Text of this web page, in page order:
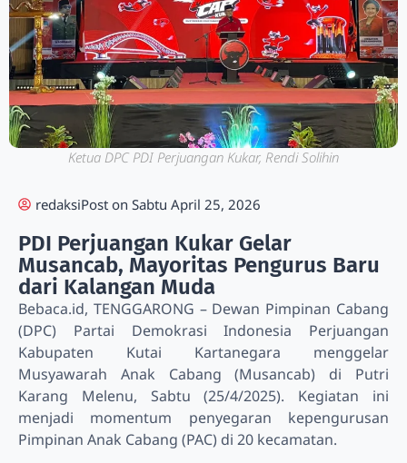
Ketua DPC PDI Perjuangan Kukar, Rendi Solihin
redaksiPost on Sabtu April 25, 2026
PDI Perjuangan Kukar Gelar
Musancab, Mayoritas Pengurus Baru
dari Kalangan Muda
Bebaca.id, TENGGARONG – Dewan Pimpinan Cabang
(DPC) Partai Demokrasi Indonesia Perjuangan
Kabupaten Kutai Kartanegara menggelar
Musyawarah Anak Cabang (Musancab) di Putri
Karang Melenu, Sabtu (25/4/2025). Kegiatan ini
menjadi momentum penyegaran kepengurusan
Pimpinan Anak Cabang (PAC) di 20 kecamatan.